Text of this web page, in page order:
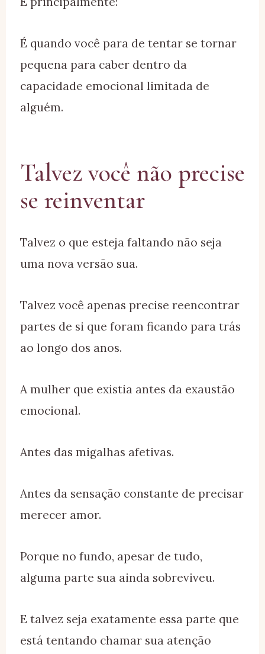
É quando você para de tentar se tornar
pequena para caber dentro da
capacidade emocional limitada de
alguém.
Talvez você não precise
se reinventar
Talvez o que esteja faltando não seja
uma nova versão sua.
Talvez você apenas precise reencontrar
partes de si que foram ficando para trás
ao longo dos anos.
A mulher que existia antes da exaustão
emocional.
Antes das migalhas afetivas.
Antes da sensação constante de precisar
merecer amor.
Porque no fundo, apesar de tudo,
alguma parte sua ainda sobreviveu.
E talvez seja exatamente essa parte que
está tentando chamar sua atenção